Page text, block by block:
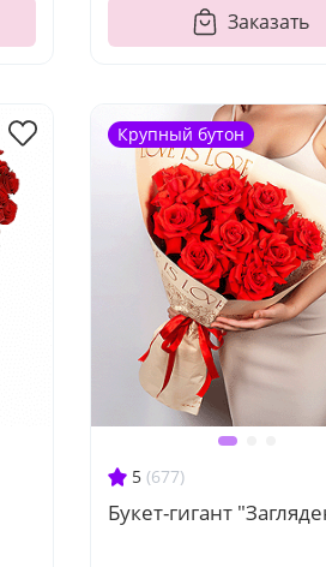
Заказать
5 (677)
Букет-гигант
Крупный бутон